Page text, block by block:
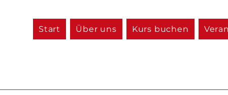
Start Über uns Kurs buchen